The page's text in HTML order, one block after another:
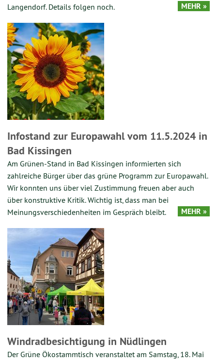
Langendorf. Details folgen noch.
MEHR »
Infostand zur Europawahl vom 11.5.2024 in
Bad Kissingen
Am Grünen-Stand in Bad Kissingen informierten sich
zahlreiche Bürger über das grüne Programm zur Europawahl.
Wir konnten uns über viel Zustimmung freuen aber auch
über konstruktive Kritik. Wichtig ist, dass man bei
Meinungsverschiedenheiten im Gespräch bleibt.
MEHR »
Windradbesichtigung in Nüdlingen
Der Grüne Ökostammtisch veranstaltet am Samstag, 18. Mai